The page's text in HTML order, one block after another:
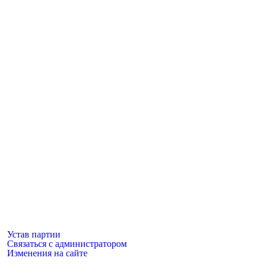
Устав партии
Связаться с администратором
Изменения на сайте